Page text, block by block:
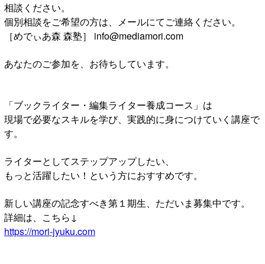
相談ください。
個別相談をご希望の方は、メールにてご連絡ください。
［めでぃあ森 森塾］ info@mediamori.com
あなたのご参加を、お待ちしています。
「ブックライター・編集ライター養成コース」は
現場で必要なスキルを学び、実践的に身につけていく講座で
す。
ライターとしてステップアップしたい、
もっと活躍したい！という方におすすめです。
新しい講座の記念すべき第１期生、ただいま募集中です。
詳細は、こちら↓
https://mori-jyuku.com